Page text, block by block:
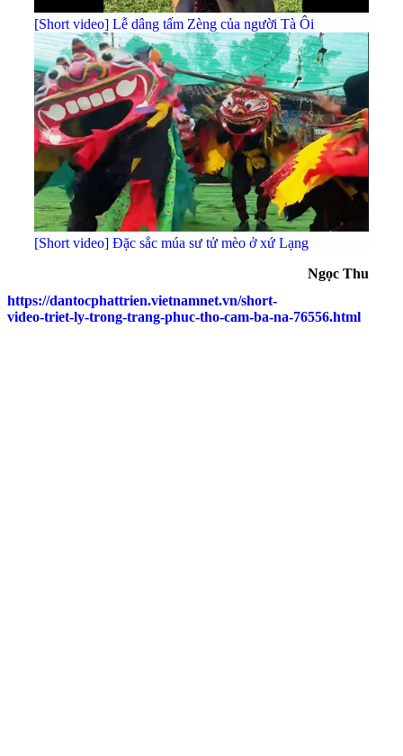
[Short video] Lễ dâng tấm Zèng của người Tà Ôi
[Short video] Đặc sắc múa sư tử mèo ở xứ Lạng
Ngọc Thu
https://dantocphattrien.vietnamnet.vn/short-
video-triet-ly-trong-trang-phuc-tho-cam-ba-na-76556.html